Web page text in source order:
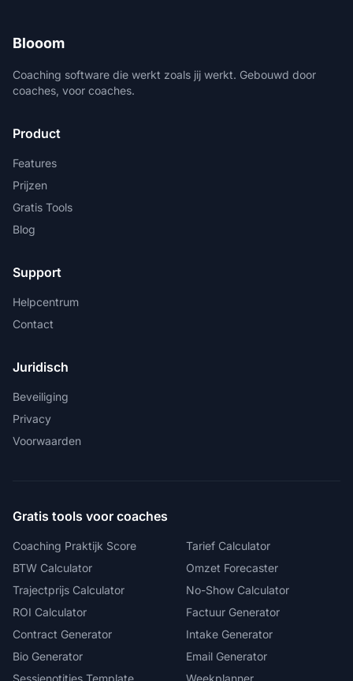
Blooom
Coaching software die werkt zoals jij werkt. Gebouwd door
coaches, voor coaches.
Product
Features
Prijzen
Gratis Tools
Blog
Support
Helpcentrum
Contact
Juridisch
Beveiliging
Privacy
Voorwaarden
Gratis tools voor coaches
Coaching Praktijk Score
Tarief Calculator
BTW Calculator
Omzet Forecaster
Trajectprijs Calculator
No-Show Calculator
ROI Calculator
Factuur Generator
Contract Generator
Intake Generator
Bio Generator
Email Generator
Sessienotities Template
Weekplanner